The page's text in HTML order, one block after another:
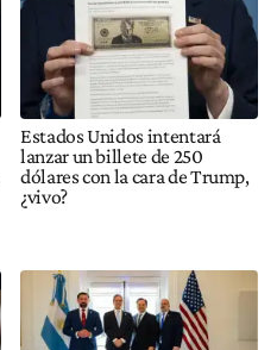
Estados Unidos intentará
lanzar un billete de 250
dólares con la cara de Trump,
¿vivo?